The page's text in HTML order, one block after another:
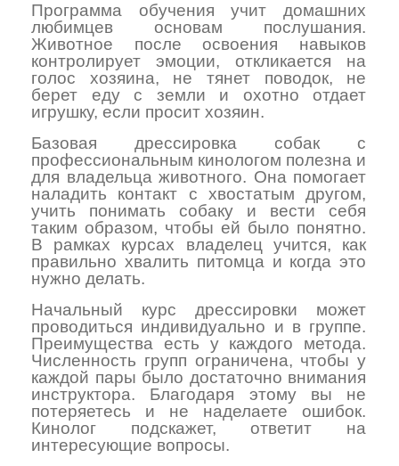
Программа обучения учит домашних
любимцев основам послушания.
Животное после освоения навыков
контролирует эмоции, откликается на
голос хозяина, не тянет поводок, не
берет еду с земли и охотно отдает
игрушку, если просит хозяин.
Базовая дрессировка собак с
профессиональным кинологом полезна и
для владельца животного. Она помогает
наладить контакт с хвостатым другом,
учить понимать собаку и вести себя
таким образом, чтобы ей было понятно.
В рамках курсах владелец учится, как
правильно хвалить питомца и когда это
нужно делать.
Начальный курс дрессировки может
проводиться индивидуально и в группе.
Преимущества есть у каждого метода.
Численность групп ограничена, чтобы у
каждой пары было достаточно внимания
инструктора. Благодаря этому вы не
потеряетесь и не наделаете ошибок.
Кинолог подскажет, ответит на
интересующие вопросы.